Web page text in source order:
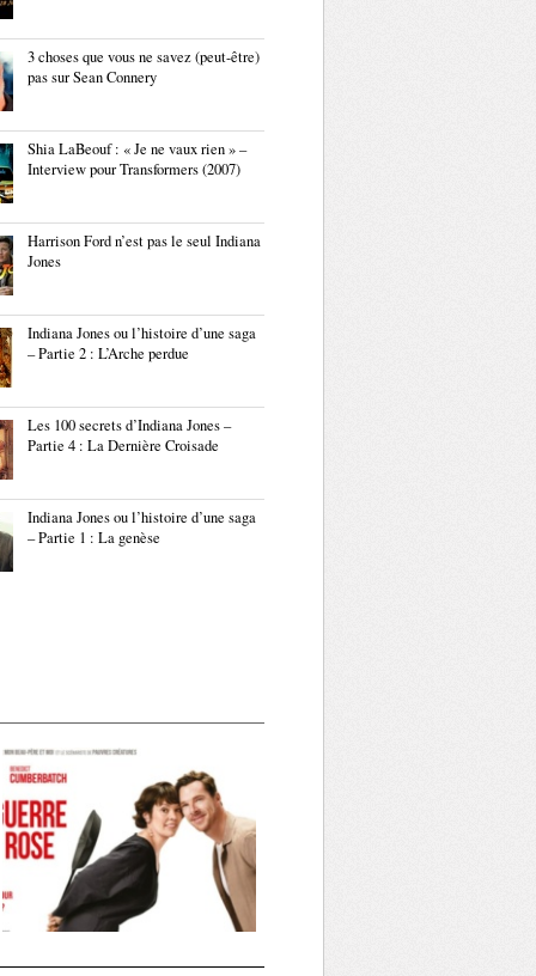
3 choses que vous ne savez (peut-être)
pas sur Sean Connery
Shia LaBeouf : « Je ne vaux rien » –
Interview pour Transformers (2007)
Harrison Ford n’est pas le seul Indiana
Jones
Indiana Jones ou l’histoire d’une saga
– Partie 2 : L’Arche perdue
Les 100 secrets d’Indiana Jones –
Partie 4 : La Dernière Croisade
Indiana Jones ou l’histoire d’une saga
– Partie 1 : La genèse